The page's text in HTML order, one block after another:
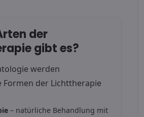
der
gibt es?
werden
Formen der Lichttherapie
– natürliche Behandlung mit